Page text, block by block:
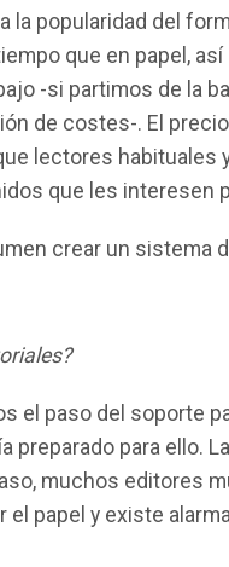
la popularidad del
que en papel,
-si partimos de la
de costes-. El
lectores
que les interesen
crear un sistema
el paso del soporte
preparado para ello.
muchos editores
el papel y existe